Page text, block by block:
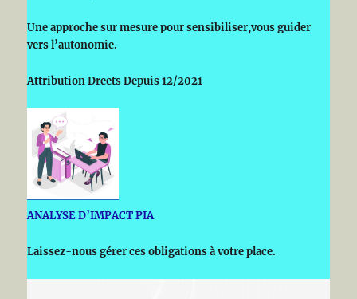
Une approche sur mesure pour sensibiliser,vous guider
vers l’autonomie.
Attribution Dreets Depuis 12/2021
ANALYSE D’IMPACT PIA
Laissez-nous gérer ces obligations à votre place.